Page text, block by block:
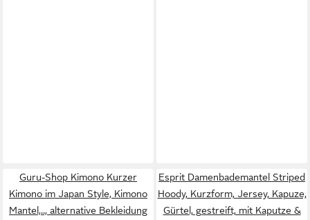
Guru-Shop Kimono Kurzer
Kimono im Japan Style, Kimono
Mantel,.., alternative Bekleidung
Esprit Damenbademantel Striped
Hoody, Kurzform, Jersey, Kapuze,
Gürtel, gestreift, mit Kaputze &